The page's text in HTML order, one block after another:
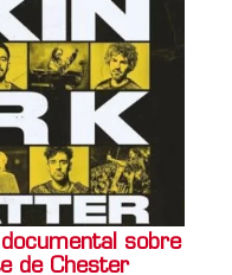
sobre
de Chester